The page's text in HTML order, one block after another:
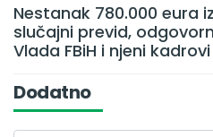
Nestanak 780.000 eura
slučajni previd,
Vlada FBiH i njeni kadrovi
Dodatno